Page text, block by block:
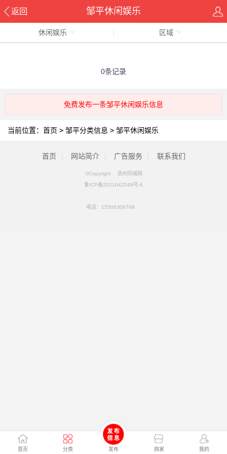
返回 邹平休闲娱乐
首页 分类 发布 商家 我的
休闲娱乐 区域
0条记录
免费发布一条邹平休闲娱乐信息
当前位置： 首页 > 邹平分类信息 > 邹平休闲娱乐
首页 网站简介 广告服务 联系我们
©Copyright 滨州同城网
鲁ICP备2021042546号-6
电话： 15506308789